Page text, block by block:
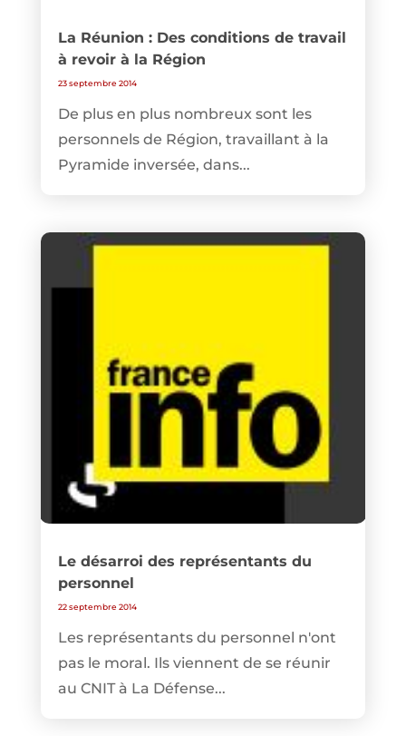
La Réunion : Des conditions de travail
à revoir à la Région
23 septembre 2014
De plus en plus nombreux sont les
personnels de Région, travaillant à la
Pyramide inversée, dans...
Le désarroi des représentants du
personnel
22 septembre 2014
Les représentants du personnel n'ont
pas le moral. Ils viennent de se réunir
au CNIT à La Défense...